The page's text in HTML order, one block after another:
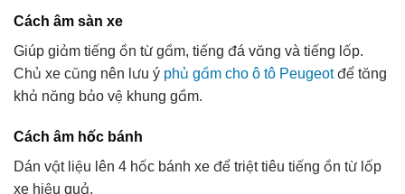
Cách âm sàn xe
Giúp giảm tiếng ồn từ gầm, tiếng đá văng và tiếng lốp.
Chủ xe cũng nên lưu ý phủ gầm cho ô tô Peugeotđể tăng
khả năng bảo vệ khung gầm.
Cách âm hốc bánh
Dán vật liệu lên 4 hốc bánh xe để triệt tiêu tiếng ồn từ lốp
xe hiệu quả.